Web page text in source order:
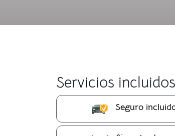
Servicios incluidos
Seguro